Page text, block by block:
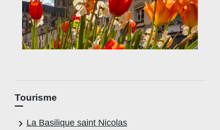
Tourisme
keyboard_arrow_right La Basilique saint Nicolas